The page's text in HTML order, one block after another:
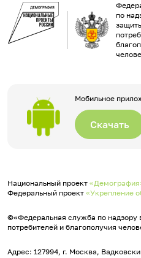
по
Мобильное
Скачать
Национальный проект
Федеральный проект «Укрепление
©«Федеральная служба по надзору
потребителей и благополучия
Адрес: 127994, г. Москва,